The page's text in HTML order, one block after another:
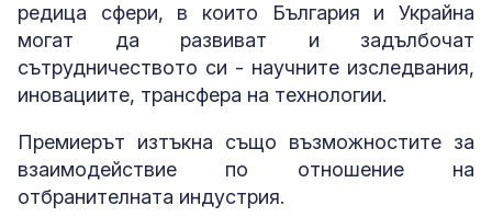
редица сфери, в които България и Украйна
могат да развиват и задълбочат
сътрудничеството си - научните изследвания,
иновациите, трансфера на технологии.
Премиерът изтъкна също възможностите за
взаимодействие по отношение на
отбранителната индустрия.